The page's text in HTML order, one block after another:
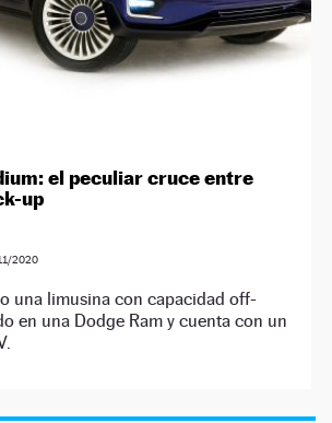
el peculiar cruce entre
up
2020
una limusina con capacidad off-
en una Dodge Ram y cuenta con un